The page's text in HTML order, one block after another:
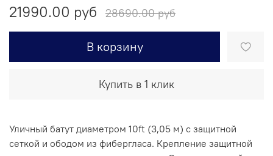
21990.00 руб
28690.00 руб
В корзину
Купить в 1 клик
Уличный батут диаметром 10ft (3,05 м) с защитной
сеткой и ободом из фибергласа. Крепление защитной